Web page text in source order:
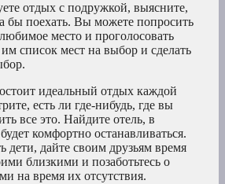
отдых с подружкой, выясните,
бы поехать. Вы можете попросить
место и проголосовать
список мест на выбор и сделать
идеальный отдых каждой
есть ли где-нибудь, где вы
все это. Найдите отель, в
комфортно останавливаться.
дети, дайте своим друзьям время
близкими и позаботьтесь о
на время их отсутствия.